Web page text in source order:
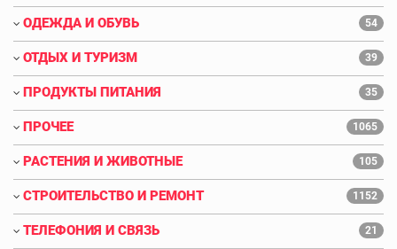
ОДЕЖДА И ОБУВЬ 54
ОТДЫХ И ТУРИЗМ 39
ПРОДУКТЫ ПИТАНИЯ 35
ПРОЧЕЕ 1065
РАСТЕНИЯ И ЖИВОТНЫЕ 105
СТРОИТЕЛЬСТВО И РЕМОНТ 1152
ТЕЛЕФОНИЯ И СВЯЗЬ 21